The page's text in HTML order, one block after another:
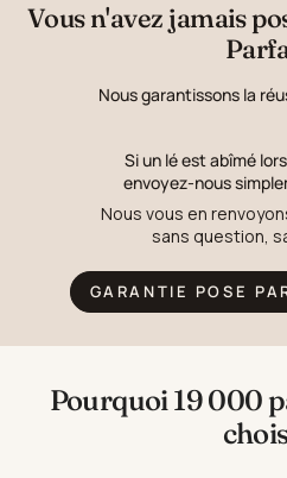
Vous n'avez jamais
Nous garantissons la
Si un lé est abîmé
envoyez-nous
Nous vous en
sans question,
GARANTIE POSE
Pourquoi 19 000